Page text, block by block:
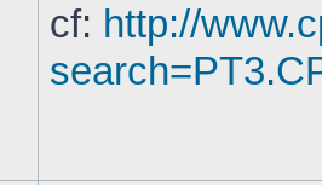
cf: http://